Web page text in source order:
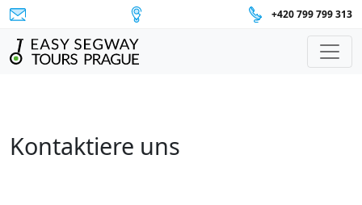
+420 799 799 313
Hauptnavigation
Kontaktiere uns